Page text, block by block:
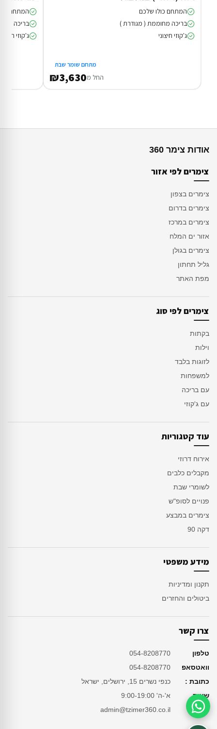
המתחם כולו שלכם
בריכה מחוממת ( מגודרת )
ג'קוזי חיצוני
מתחם שומר שבת
החל מ₪3,630
המתחם
בריכה
ג'קוזי חיצוני
אודות צימר 360
צימרים לפי אזור
צימרים בצפון
צימרים בדרום
צימרים במרכז
אזור ים המלח
צימרים בגולן
גליל תחתון
מפת האתר
צימרים לפי סוג
בקתות
וילות
לזוגות בלבד
למשפחות
עם בריכה
עם ג'קוזי
עוד קטגוריות
אירוח דרוזי
מקבלים כלבים
לשומרי שבת
פנויים לסופ"ש
צימרים במבצע
דקה 90
מידע משפטי
תקנון ומדיניות
ביטולים והחזרים
צרו קשר
טלפון
054-8208770
וואטסאפ
054-8208770
כתובת :
כנפי נשרים 15, ירושלים, ישראל
שעות
א'-ה' 9:00-19:00
מייל
admin@tzimer360.co.ilסיוע בהזמנה